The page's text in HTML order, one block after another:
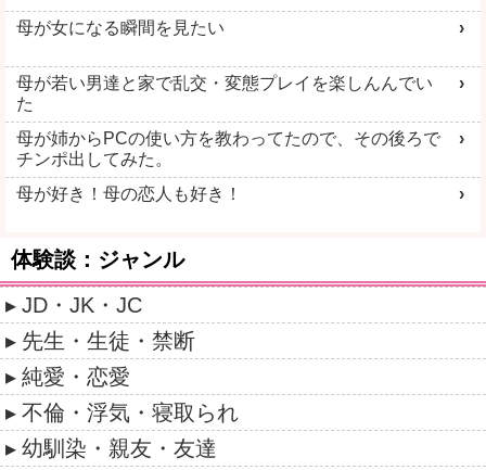
母が女になる瞬間を見たい
母が若い男達と家で乱交・変態プレイを楽しんんでい
た
母が姉からPCの使い方を教わってたので、その後ろで
チンポ出してみた。
母が好き！母の恋人も好き！
体験談：ジャンル
JD・JK・JC
先生・生徒・禁断
純愛・恋愛
不倫・浮気・寝取られ
幼馴染・親友・友達